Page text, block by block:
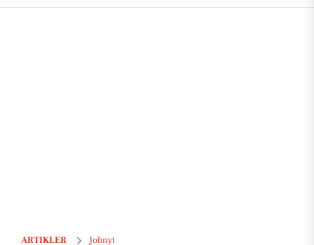
ARTIKLER Jobnyt
Bliv sektionschef for Specialoperationskommandoens J1 i Aalborg